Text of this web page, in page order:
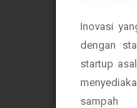
Inovasi
dengan
startup